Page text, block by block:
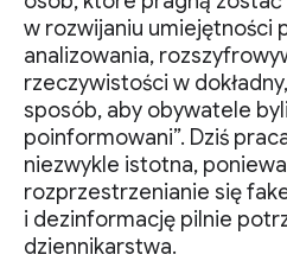
w rozwijaniu umiejętności
analizowania,
rzeczywistości w
sposób, aby obywatele
poinformowani”. Dziś
niezwykle istotna,
rozprzestrzenianie się
i dezinformację pilnie
dziennikarstwa.